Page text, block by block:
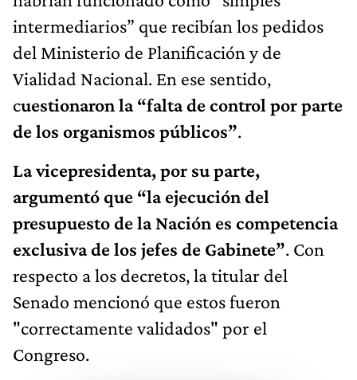
intermediarios” que recibían los pedidos
del Ministerio de Planificación y de
Vialidad Nacional. En ese sentido,
cuestionaron la “falta de control por parte
de los organismos públicos”.
La vicepresidenta, por su parte,
argumentó que “la ejecución del
presupuesto de la Nación es competencia
exclusiva de los jefes de Gabinete”. Con
respecto a los decretos, la titular del
Senado mencionó que estos fueron
"correctamente validados" por el
Congreso.